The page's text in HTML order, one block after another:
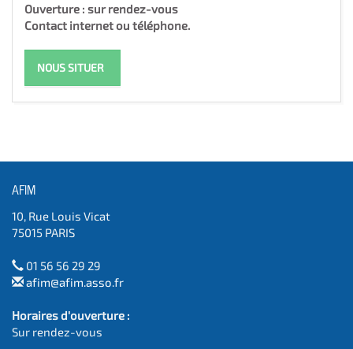
Ouverture : sur rendez-vous
Contact internet ou téléphone.
NOUS SITUER
AFIM
10, Rue Louis Vicat
75015 PARIS
01 56 56 29 29
afim@afim.asso.fr
Horaires d'ouverture :
Sur rendez-vous